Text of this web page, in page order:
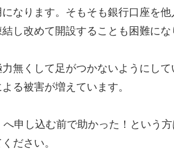
なります。そもそも銀行口座を
し改めて開設することも困難にな
無くして足がつかないようにし
る被害が増えています。
申し込む前で助かった！という
ださい。